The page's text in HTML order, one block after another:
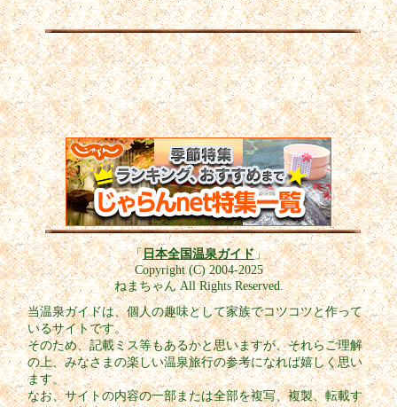
「日本全国温泉ガイド」
Copyright (C) 2004-2025
ねまちゃん All Rights Reserved.
当温泉ガイドは、個人の趣味として家族でコツコツと作って
いるサイトです。
そのため、記載ミス等もあるかと思いますが、それらご理解
の上、みなさまの楽しい温泉旅行の参考になれば嬉しく思い
ます。
なお、サイトの内容の一部または全部を複写、複製、転載す